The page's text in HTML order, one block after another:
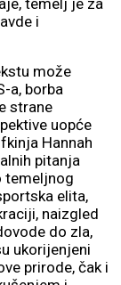
temelj je za
i
može
a, borba
strane
uopće
Hannah
pitanja
temeljnog
elita,
naizgled
do zla,
ukorijenjeni
prirode, čak i